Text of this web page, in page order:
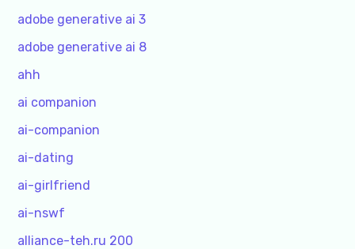
adobe generative ai 3
adobe generative ai 8
ahh
ai companion
ai-companion
ai-dating
ai-girlfriend
ai-nswf
alliance-teh.ru 200